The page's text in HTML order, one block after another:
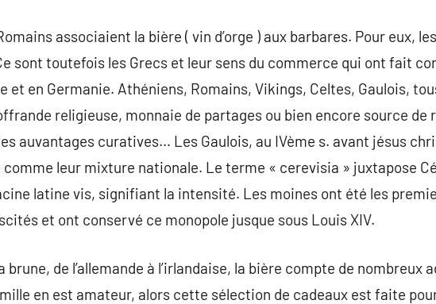
associaient la bière ( vin d’orge ) aux barbares. Pour eux,
sont toutefois les Grecs et leur sens du commerce qui ont fait
et en Germanie. Athéniens, Romains, Vikings, Celtes, Gaulois,
religieuse, monnaie de partages ou bien encore source de
auvantages curatives… Les Gaulois, au IVème s. avant jésus
leur mixture nationale. Le terme « cerevisia » juxtapose
latine vis, signifiant la intensité. Les moines ont été les
et ont conservé ce monopole jusque sous Louis XIV.
brune, de l’allemande à l’irlandaise, la bière compte de nombreux
en est amateur, alors cette sélection de cadeaux est faite